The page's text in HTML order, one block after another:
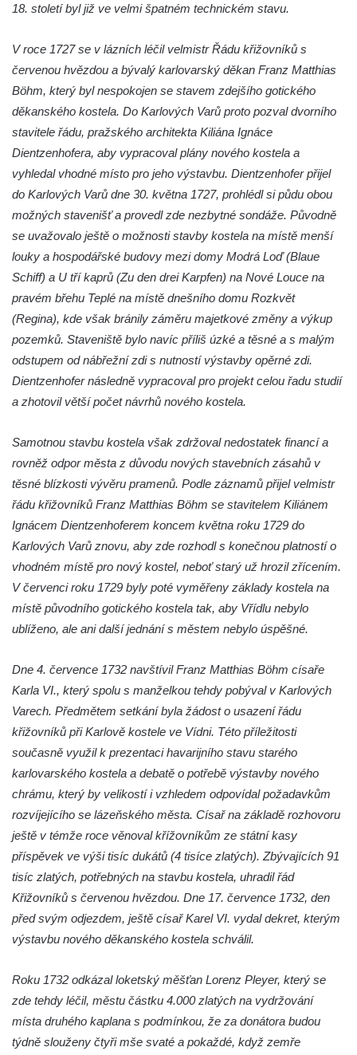
poustevnou v Teplicích nad Metují
Hrobová kaple Johanna Nitsche na
hřbitově na Vlčí Hoře
Kaple Panny Marie Karmelské na Vlčí Hoře
Kostel svatého Bartoloměje v Teplicích
Kostel svatého Jana Křtitele na Zámeckém
náměstí v Teplicích
Výklenková kaple u vodojemu v severní
části Kozel
Kaple u kostela svatého Jakuba Většího
(Staršího) u Lahovic
Kostel svatého Jakuba Většího (Staršího) u
Kostel Narození Panny Marie v Benešově
nad Ploučnicí
Hrobová kaple Mattauschů na hřbitově v
Benešově nad Ploučnicí
Kostel svaté Anny v Tisé
Hrobka rodiny Rohn na hřbitově v
Kostel svatého Františka z Assisi v Tanvaldu
Riedlova hrobka v Desné
Kaple svaté Alžběty Durynské v Dolních
Křečanech
Márnice nového hřbitova ve Starých
Křečanech
Kostel Nalezení svatého Kříže v Dubé
Kostel Nanebevzetí Panny Marie v
Úněticích
Kostel Wang (Karpacz – Bierutowice,
Polsko)
18. století byl již ve velmi špatném technickém stavu.
V roce 1727 se v lázních léčil velmistr Řádu křižovníků s
červenou hvězdou a bývalý karlovarský děkan Franz Matthias
Böhm, který byl nespokojen se stavem zdejšího gotického
děkanského kostela. Do Karlových Varů proto pozval dvorního
stavitele řádu, pražského architekta Kiliána Ignáce
Dientzenhofera, aby vypracoval plány nového kostela a
vyhledal vhodné místo pro jeho výstavbu. Dientzenhofer přijel
do Karlových Varů dne 30. května 1727, prohlédl si půdu obou
možných stavenišť a provedl zde nezbytné sondáže. Původně
se uvažovalo ještě o možnosti stavby kostela na místě menší
louky a hospodářské budovy mezi domy Modrá Loď (Blaue
Schiff) a U tří kaprů (Zu den drei Karpfen) na Nové Louce na
pravém břehu Teplé na místě dnešního domu Rozkvět
(Regina), kde však bránily záměru majetkové změny a výkup
pozemků. Staveniště bylo navíc příliš úzké a těsné a s malým
odstupem od nábřežní zdi s nutností výstavby opěrné zdi.
Dientzenhofer následně vypracoval pro projekt celou řadu studií
a zhotovil větší počet návrhů nového kostela.
Samotnou stavbu kostela však zdržoval nedostatek financí a
rovněž odpor města z důvodu nových stavebních zásahů v
těsné blízkosti vývěru pramenů. Podle záznamů přijel velmistr
řádu křižovníků Franz Matthias Böhm se stavitelem Kiliánem
Ignácem Dientzenhoferem koncem května roku 1729 do
Karlových Varů znovu, aby zde rozhodl s konečnou platností o
vhodném místě pro nový kostel, neboť starý už hrozil zřícením.
V červenci roku 1729 byly poté vyměřeny základy kostela na
místě původního gotického kostela tak, aby Vřídlu nebylo
ublíženo, ale ani další jednání s městem nebylo úspěšné.
Dne 4. července 1732 navštívil Franz Matthias Böhm císaře
Karla VI., který spolu s manželkou tehdy pobýval v Karlových
Varech. Předmětem setkání byla žádost o usazení řádu
křižovníků při Karlově kostele ve Vídni. Této příležitosti
současně využil k prezentaci havarijního stavu starého
karlovarského kostela a debatě o potřebě výstavby nového
chrámu, který by velikostí i vzhledem odpovídal požadavkům
rozvíjejícího se lázeňského města. Císař na základě rozhovoru
ještě v témže roce věnoval křížovníkům ze státní kasy
příspěvek ve výši tisíc dukátů (4 tisíce zlatých). Zbývajících 91
tisíc zlatých, potřebných na stavbu kostela, uhradil řád
Křižovníků s červenou hvězdou. Dne 17. července 1732, den
před svým odjezdem, ještě císař Karel VI. vydal dekret, kterým
výstavbu nového děkanského kostela schválil.
Roku 1732 odkázal loketský měšťan Lorenz Pleyer, který se
zde tehdy léčil, městu částku 4.000 zlatých na vydržování
místa druhého kaplana s podmínkou, že za donátora budou
týdně slouženy čtyři mše svaté a pokaždé, když zemře